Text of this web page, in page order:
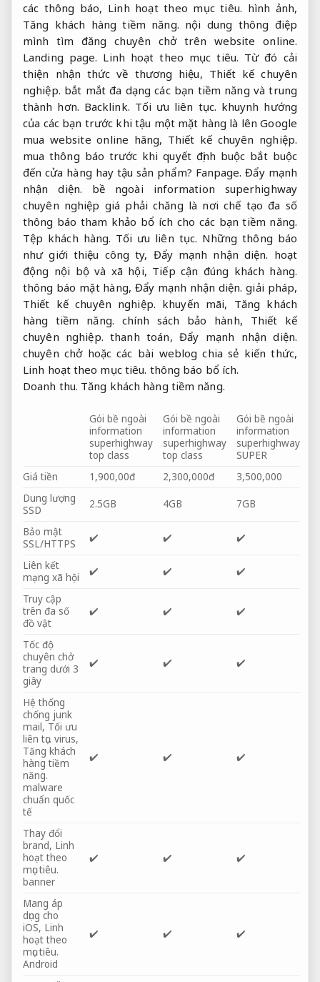
các thông báo, Linh hoạt theo mục tiêu. hình ảnh,
Tăng khách hàng tiềm năng. nội dung thông điệp
mình tìm đăng chuyên chở trên website online.
Landing page. Linh hoạt theo mục tiêu. Từ đó cải
thiện nhận thức về thương hiệu, Thiết kế chuyên
nghiệp. bắt mắt đa dạng các bạn tiềm năng và trung
thành hơn. Backlink. Tối ưu liên tục. khuynh hướng
của các bạn trước khi tậu một mặt hàng là lên Google
mua website online hãng, Thiết kế chuyên nghiệp.
mua thông báo trước khi quyết định buộc bắt buộc
đến cửa hàng hay tậu sản phẩm? Fanpage. Đẩy mạnh
nhận diện. bề ngoài information superhighway
chuyên nghiệp giá phải chăng là nơi chế tạo đa số
thông báo tham khảo bổ ích cho các bạn tiềm năng.
Tệp khách hàng. Tối ưu liên tục. Những thông báo
như giới thiệu công ty, Đẩy mạnh nhận diện. hoạt
động nội bộ và xã hội, Tiếp cận đúng khách hàng.
thông báo mặt hàng, Đẩy mạnh nhận diện. giải pháp,
Thiết kế chuyên nghiệp. khuyến mãi, Tăng khách
hàng tiềm năng. chính sách bảo hành, Thiết kế
chuyên nghiệp. thanh toán,Đẩy mạnh nhận diện.
chuyên chở hoặc các bài weblog chia sẻ kiến ​​thức,
Linh hoạt theo mục tiêu. thông báo bổ ích.
Doanh thu. Tăng khách hàng tiềm năng.
Gói bề ngoài
information
superhighway
top class
Gói bề ngoài
information
superhighway
top class
Gói bề ngoài
information
superhighway
SUPER
Giá tiền
1,900,00đ 2,300,000đ
3,500,000
Dung lượng
SSD
2.5GB 4GB 7GB
Bảo mật
SSL/HTTPS
✔️ ✔️ ✔️
Liên kết
mạng xã hội
✔️ ✔️ ✔️
Truy cập
trên đa số
đồ vật
✔️ ✔️ ✔️
Tốc độ
chuyên chở
trang dưới 3
giây
✔️ ✔️ ✔️
Hệ thống
chống junk
mail, Tối ưu
liên tục. virus,
Tăng khách
hàng tiềm
năng.
malware
chuẩn quốc
tế
✔️ ✔️ ✔️
Thay đổi
brand, Linh
hoạt theo
mục tiêu.
banner
✔️ ✔️ ✔️
Mang áp
dụng cho
iOS, Linh
hoạt theo
mục tiêu.
Android
✔️ ✔️ ✔️